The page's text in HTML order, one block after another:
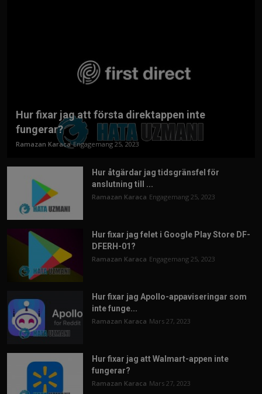
Hur fixar jag att första direktappen inte
fungerar?
Ramazan Karaca Engagemang 25, 2023
Hur åtgärdar jag tidsgränsfel för
anslutning till ...
Ramazan Karaca Engagemang 25, 2023
Hur fixar jag felet i Google Play Store DF-
DFERH-01?
Ramazan Karaca Engagemang 25, 2023
Hur fixar jag Apollo-appaviseringar som
inte funge...
Ramazan Karaca Mars 27, 2023
Hur fixar jag att Walmart-appen inte
fungerar?
Ramazan Karaca Mars 27, 2023